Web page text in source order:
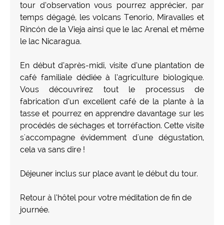
tour d’observation vous pourrez apprécier, par
temps dégagé, les volcans Tenorio, Miravalles et
Rincón de la Vieja ainsi que le lac Arenal et même
le lac Nicaragua.
En début d’après-midi, visite d’une plantation de
café familiale dédiée à l’agriculture biologique.
Vous découvrirez tout le processus de
fabrication d’un excellent café de la plante à la
tasse et pourrez en apprendre davantage sur les
procédés de séchages et torréfaction. Cette visite
s'accompagne évidemment d'une dégustation,
cela va sans dire !
Déjeuner inclus sur place avant le début du tour.
Retour à l’hôtel pour votre méditation de fin de
journée.